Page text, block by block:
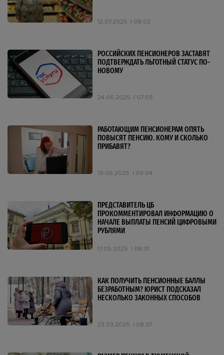
12.07.2025 08:02
РОССИЙСКИХ ПЕНСИОНЕРОВ ЗАСТАВЯТ
ПОДТВЕРЖДАТЬ ЛЬГОТНЫЙ СТАТУС ПО-
НОВОМУ
24.06.2025 07:55
РАБОТАЮЩИМ ПЕНСИОНЕРАМ ОПЯТЬ
ПОВЫСЯТ ПЕНСИЮ. КОМУ И СКОЛЬКО
ПРИБАВЯТ?
19.06.2025 09:04
ПРЕДСТАВИТЕЛЬ ЦБ
ПРОКОММЕНТИРОВАЛ ИНФОРМАЦИЮ О
НАЧАЛЕ ВЫПЛАТЫ ПЕНСИЙ ЦИФРОВЫМИ
РУБЛЯМИ
17.05.2025 08:31
КАК ПОЛУЧИТЬ ПЕНСИОННЫЕ БАЛЛЫ
БЕЗРАБОТНЫМ? ЮРИСТ ПОДСКАЗАЛ
НЕСКОЛЬКО ЗАКОННЫХ СПОСОБОВ
23.03.2025 08:37